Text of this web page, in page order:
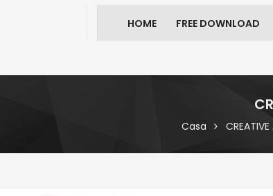
HOME FREE DOWNLOAD
Casa CREATIVE